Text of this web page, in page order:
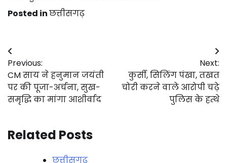
Posted inछत्तीसगढ़
Post
navigation
Previous:
CM साय ने हनुमान जयंती
पर की पूजा-अर्चना, सुख-
समृद्धि का मांगा आशीर्वाद
Next:
कुर्सी, सिलिंग पंखा, तखत
चोरी करने वाले आरोपी चढ़े
पुलिस के हत्थे
Related Posts
छत्तीसगढ़